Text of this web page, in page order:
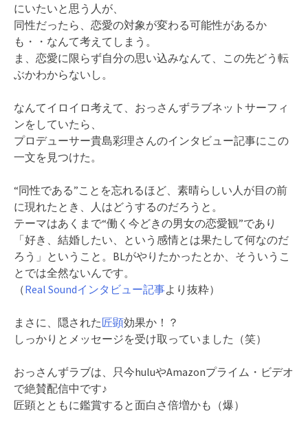
にいたいと思う人が、
同性だったら、恋愛の対象が変わる可能性があるか
も・・なんて考えてしまう。
ま、恋愛に限らず自分の思い込みなんて、この先どう転
ぶかわからないし。
なんてイロイロ考えて、おっさんずラブネットサーフィ
ンをしていたら、
プロデューサー貴島彩理さんのインタビュー記事にこの
一文を見つけた。
“同性である”ことを忘れるほど、素晴らしい人が目の前
に現れたとき、人はどうするのだろうと。
テーマはあくまで“働く今どきの男女の恋愛観”であり
「好き、結婚したい、という感情とは果たして何なのだ
ろう」ということ。BLがやりたかったとか、そういうこ
とでは全然ないんです。
（Real Soundインタビュー記事より抜粋）
まさに、隠された匠顕効果か！？
しっかりとメッセージを受け取っていました（笑）
おっさんずラブは、只今huluやAmazonプライム・ビデオ
で絶賛配信中です♪
匠顕とともに鑑賞すると面白さ倍増かも（爆）